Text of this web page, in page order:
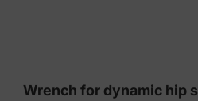
Wrench for dynamic hip